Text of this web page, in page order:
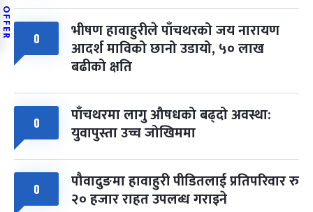
0 भीषण हावाहुरीले पाँचथरको जय नारायण
आदर्श माविको छानो उडायो, ५० लाख
बढीको क्षति
0 पाँचथरमा लागु औषधको बढ्दो अवस्था:
युवापुस्ता उच्च जोखिममा
0 पौवादुङमा हावाहुरी पीडितलाई प्रतिपरिवार रु
२० हजार राहत उपलब्ध गराइने